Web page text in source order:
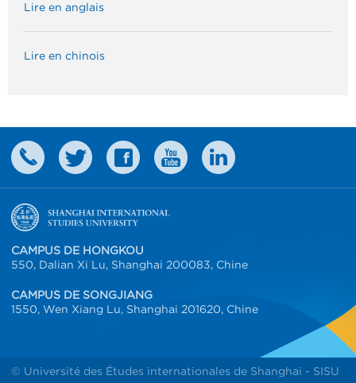
Lire en anglais
Lire en chinois
CAMPUS DE HONGKOU
550, Dalian Xi Lu, Shanghai 200083, Chine
CAMPUS DE SONGJIANG
1550, Wen Xiang Lu, Shanghai 201620, Chine
© Université des Études internationales de Shanghai - SISU